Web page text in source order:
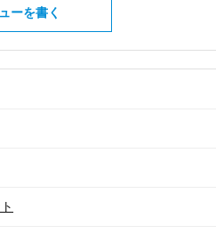
ーを書く